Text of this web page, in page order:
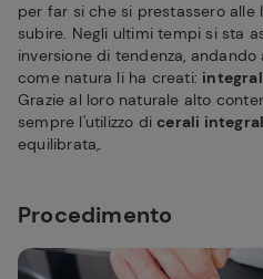
per far si che si prestassero alle
subire. Negli ultimi tempi si sta
inversione di tendenza,
come natura li ha creati:
Grazie al loro naturale alto
sempre l'utilizzo dicerali
equilibrata,.
Procedimento